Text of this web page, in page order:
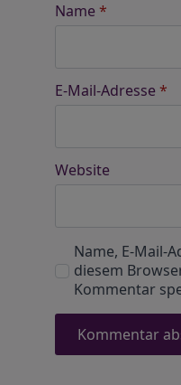
Name *
E-Mail-Adresse *
Website
Name, E-Mail-
diesem
Kommentar